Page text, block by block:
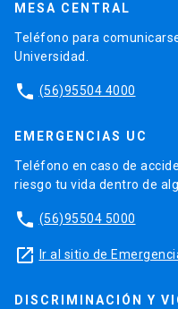
MESA CENTRAL
Teléfono para
Universidad.
phone (56)95504 4000
EMERGENCIAS UC
Teléfono en caso de
riesgo tu vida dentro de
phone (56)95504 5000
launch Ir al sitio de
DISCRIMINACIÓN Y